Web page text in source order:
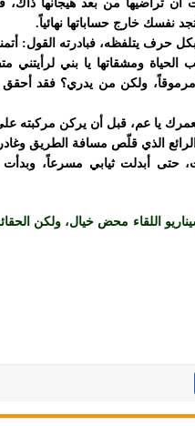
تراضيها من بعد هيجانها ذاك،
نفسك خارج حساباتها نهائياً.
حرف يتلفظه، فبادرته القول:
الحياة ومشقاتها يا بني لرأيتني
مرموقاً، ولكن من يدري؟ فقد
يا عم، قبل أن يركن مركبته
الذي قلّص مسافة الطريق
حتى أبدلت ثيابي مسرعاً، وبدأت
اللقاء محض خيال، ولكن